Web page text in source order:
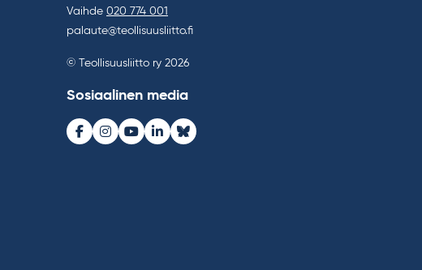
Vaihde 020 774 001
palaute@teollisuusliitto.fi
© Teollisuusliitto ry 2026
Sosiaalinen media
Facebook
Instagram
Youtube
LinkedInBluesky